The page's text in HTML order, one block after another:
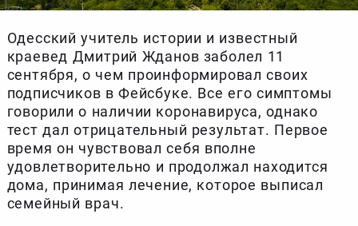
Одесский учитель истории и известный
краевед Дмитрий Жданов заболел 11
сентября, о чем проинформировал своих
подписчиков в Фейсбуке. Все его симптомы
говорили о наличии коронавируса, однако
тест дал отрицательный результат. Первое
время он чувствовал себя вполне
удовлетворительно и продолжал находится
дома, принимая лечение, которое выписал
семейный врач.